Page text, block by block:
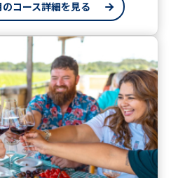
コース詳細を見る